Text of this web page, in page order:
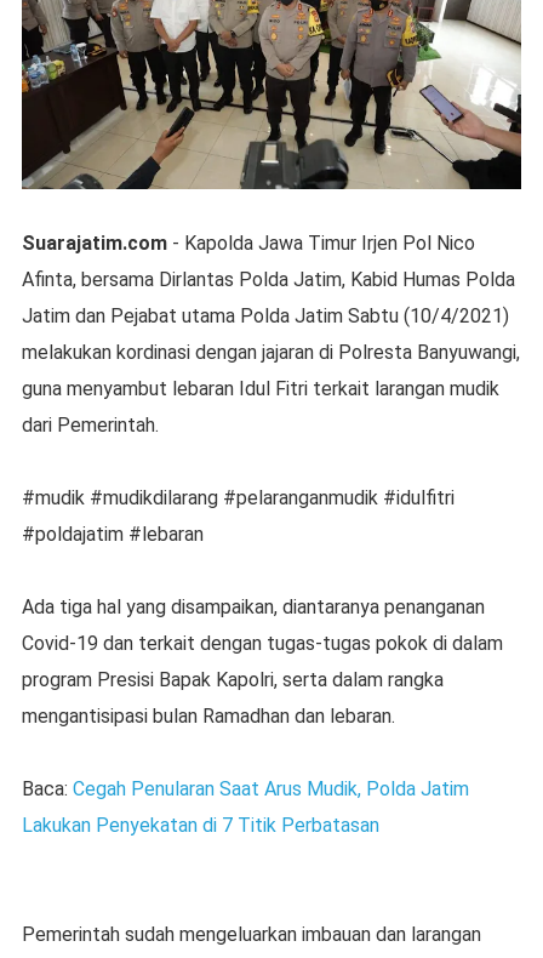
Suarajatim.com- Kapolda Jawa Timur Irjen Pol Nico
Afinta, bersama Dirlantas Polda Jatim, Kabid Humas Polda
Jatim dan Pejabat utama Polda Jatim Sabtu (10/4/2021)
melakukan kordinasi dengan jajaran di Polresta Banyuwangi,
guna menyambut lebaran Idul Fitri terkait larangan mudik
dari Pemerintah.
#mudik #mudikdilarang #pelaranganmudik #idulfitri
#poldajatim #lebaran
Ada tiga hal yang disampaikan, diantaranya penanganan
Covid-19 dan terkait dengan tugas-tugas pokok di dalam
program Presisi Bapak Kapolri, serta dalam rangka
mengantisipasi bulan Ramadhan dan lebaran.
Baca: Cegah Penularan Saat Arus Mudik, Polda Jatim
Lakukan Penyekatan di 7 Titik Perbatasan
Pemerintah sudah mengeluarkan imbauan dan larangan